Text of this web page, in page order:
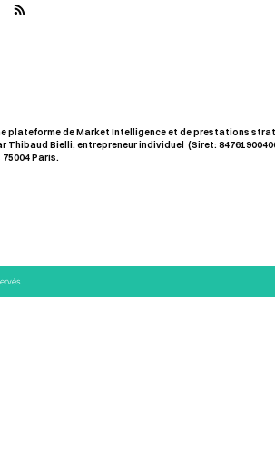
plateforme de Market Intelligence et de prestations
Thibaud Bielli, entrepreneur individuel (Siret:
Paris.